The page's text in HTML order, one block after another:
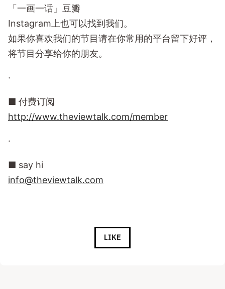
「一画一话」豆瓣
Instagram上也可以找到我们。
如果你喜欢我们的节目请在你常用的平台留下好评，
将节目分享给你的朋友。
·
■ 付费订阅
http://www.theviewtalk.com/member
·
■ say hi
info@theviewtalk.com
LIKE